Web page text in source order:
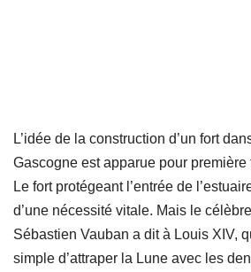
L’idée de la construction d’un fort
Gascogne est apparue pour
Le fort protégeant l’entrée de
d’une nécessité vitale. Mais le
Sébastien Vauban a dit à Louis XIV,
simple d’attraper la Lune avec les